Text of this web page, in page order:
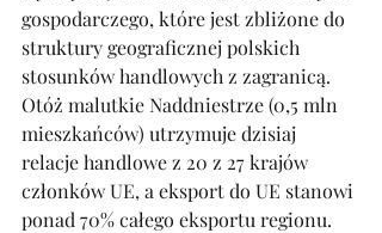
gospodarczego, które jest zbliżone do
struktury geograficznej polskich
stosunków handlowych z zagranicą.
Otóż malutkie Naddniestrze (0,5 mln
mieszkańców) utrzymuje dzisiaj
relacje handlowe z 20 z 27 krajów
członków UE, a eksport do UE stanowi
ponad 70% całego eksportu regionu.